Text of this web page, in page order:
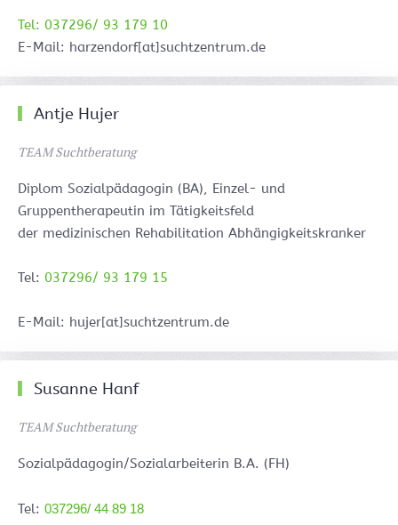
Tel: 037296/ 93 179 10
E-Mail: harzendorf[at]suchtzentrum.de
Antje Hujer
TEAM Suchtberatung
Diplom Sozialpädagogin (BA), Einzel- und
Gruppentherapeutin im Tätigkeitsfeld
der medizinischen Rehabilitation Abhängigkeitskranker
Tel: 037296/ 93 179 15
E-Mail: hujer[at]suchtzentrum.de
Susanne Hanf
TEAM Suchtberatung
Sozialpädagogin/Sozialarbeiterin B.A. (FH)
Tel: 037296/ 44 89 18